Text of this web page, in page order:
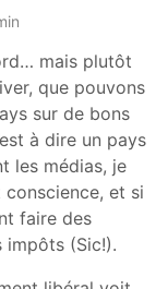
mais plutôt
que pouvons
sur de bons
à dire un pays
les médias, je
et si
faire des
impôts (Sic!).